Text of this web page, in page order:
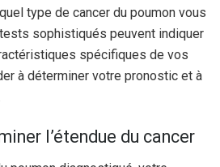
type de cancer du poumon vous
sophistiqués peuvent indiquer
spécifiques de vos
à déterminer votre pronostic et à
l’étendue du cancer